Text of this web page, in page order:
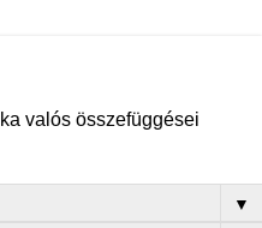
valós összefüggései
▼